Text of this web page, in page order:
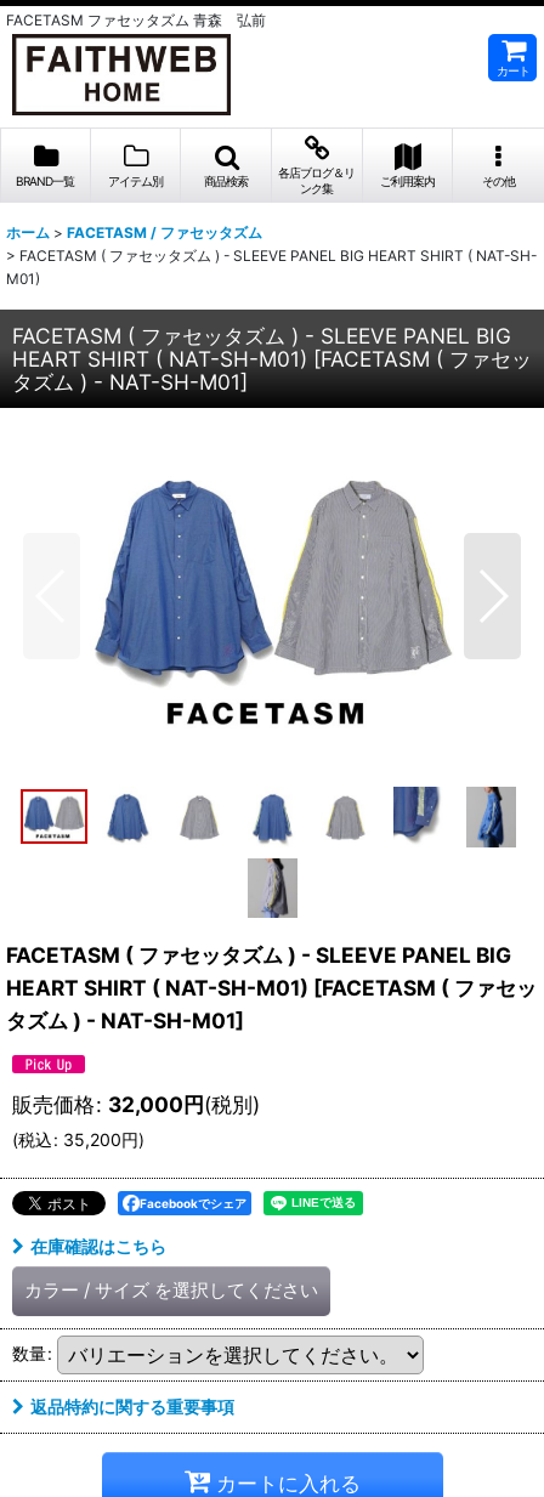
FACETASM ファセッタズム 青森 弘前
カート
BRAND一覧 アイテム別 商品検索
各店ブログ＆リ
ンク集
ご利用案内 その他
ホーム > FACETASM / ファセッタズム
> FACETASM ( ファセッタズム ) - SLEEVE PANEL BIG HEART SHIRT ( NAT-SH-
M01)
FACETASM ( ファセッタズム ) - SLEEVE PANEL BIG
HEART SHIRT ( NAT-SH-M01) [FACETASM ( ファセッ
タズム ) - NAT-SH-M01]
FACETASM ( ファセッタズム ) - SLEEVE PANEL BIG
HEART SHIRT ( NAT-SH-M01) [FACETASM ( ファセッ
タズム ) - NAT-SH-M01]
販売価格: 32,000円(税別)
(税込: 35,200円)
Facebookでシェア
在庫確認はこちら
カラー / サイズ を選択してください
数量:
返品特約に関する重要事項
カートに入れる